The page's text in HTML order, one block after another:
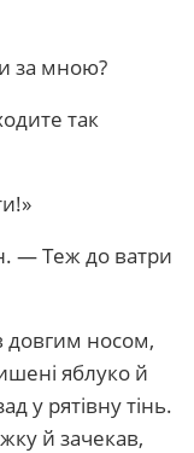
за мною?
так
— Теж до ватри
довгим носом,
яблуко й
у рятівну тінь.
й зачекав,